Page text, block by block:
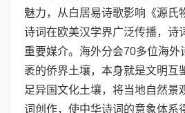
魅力，从白居易诗歌影响《源氏
诗词在欧美汉学界广泛传播，诗
重要媒介。海外分会70多位海外
袤的侨界土壤，本身就是文明互
足异国文化土壤，将当地自然景
词创作，使中华诗词的意象体系